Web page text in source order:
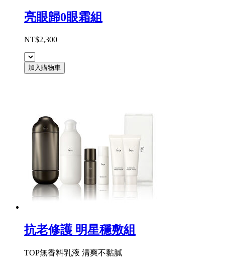
亮眼歸0眼霜組
NT$2,300
加入購物車
抗老修護 明星穩敷組
TOP無香料乳液 清爽不黏膩